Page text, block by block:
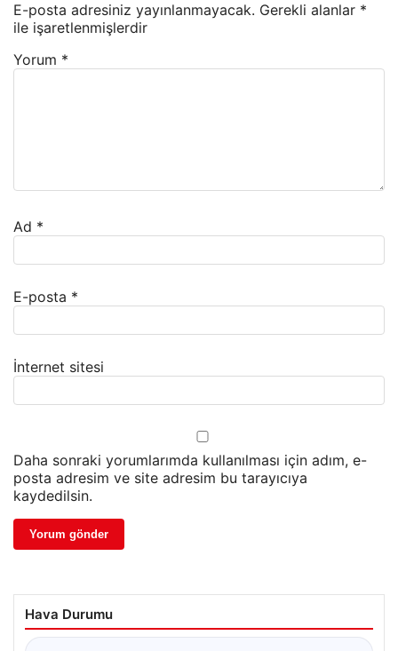
E-posta adresiniz yayınlanmayacak. Gerekli alanlar *
ile işaretlenmişlerdir
Yorum *
Ad *
E-posta *
İnternet sitesi
Daha sonraki yorumlarımda kullanılması için adım, e-
posta adresim ve site adresim bu tarayıcıya
kaydedilsin.
Hava Durumu